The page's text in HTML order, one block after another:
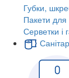
Губки,
Пакети для
Серветки і